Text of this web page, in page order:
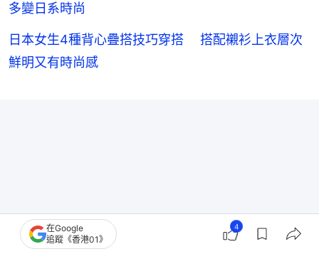
多變日系時尚
日本女生4種背心疊搭技巧穿搭 搭配襯衫上衣層次
鮮明又有時尚感
在Google
追蹤《香港01》
4